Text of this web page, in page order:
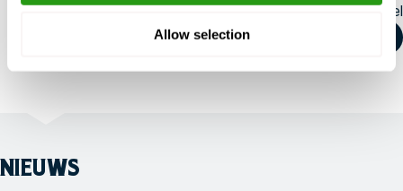
Allow selection
Deel dit artikel
NIEUWS